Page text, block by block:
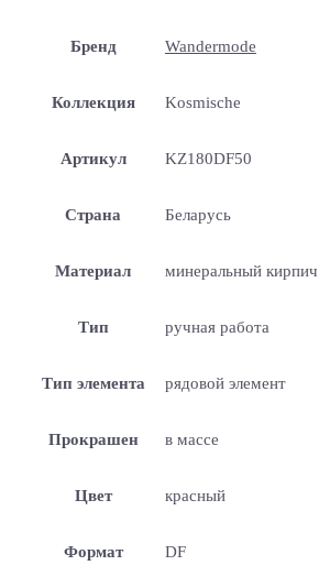
Бренд Wandermode
Коллекция Kosmische
Артикул KZ180DF50
Страна Беларусь
Материал минеральный кирпич
Тип ручная работа
Тип элемента рядовой элемент
Прокрашен в массе
Цвет красный
Формат DF